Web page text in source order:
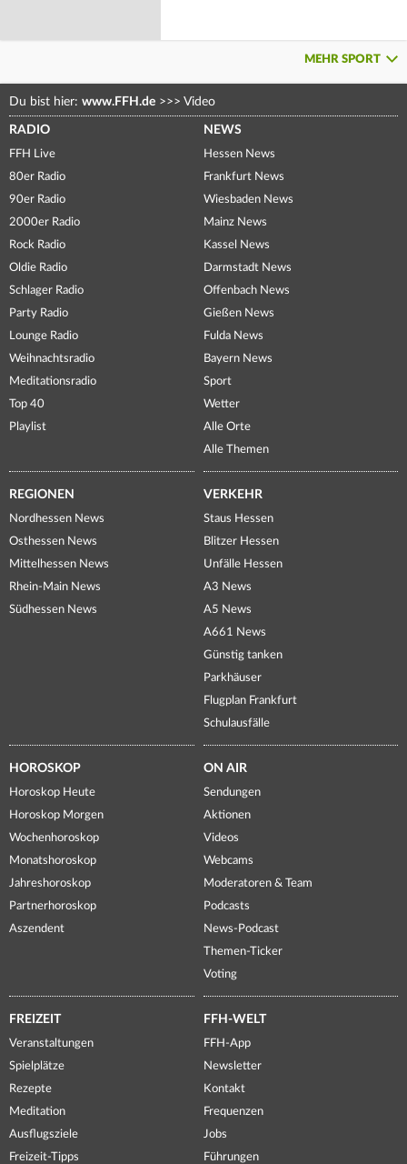
MEHR SPORT
Du bist hier: www.FFH.de >>> Video
RADIO
FFH Live
80er Radio
90er Radio
2000er Radio
Rock Radio
Oldie Radio
Schlager Radio
Party Radio
Lounge Radio
Weihnachtsradio
Meditationsradio
Top 40
Playlist
NEWS
Hessen News
Frankfurt News
Wiesbaden News
Mainz News
Kassel News
Darmstadt News
Offenbach News
Gießen News
Fulda News
Bayern News
Sport
Wetter
Alle Orte
Alle Themen
REGIONEN
Nordhessen News
Osthessen News
Mittelhessen News
Rhein-Main News
Südhessen News
VERKEHR
Staus Hessen
Blitzer Hessen
Unfälle Hessen
A3 News
A5 News
A661 News
Günstig tanken
Parkhäuser
Flugplan Frankfurt
Schulausfälle
HOROSKOP
Horoskop Heute
Horoskop Morgen
Wochenhoroskop
Monatshoroskop
Jahreshoroskop
Partnerhoroskop
Aszendent
ON AIR
Sendungen
Aktionen
Videos
Webcams
Moderatoren & Team
Podcasts
News-Podcast
Themen-Ticker
Voting
FREIZEIT
Veranstaltungen
Spielplätze
Rezepte
Meditation
Ausflugsziele
Freizeit-Tipps
FFH-WELT
FFH-App
Newsletter
Kontakt
Frequenzen
Jobs
Führungen